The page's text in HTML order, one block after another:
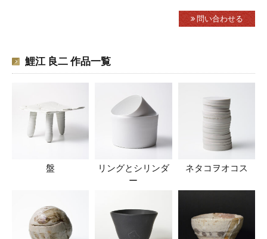
問い合わせる
鯉江 良二 作品一覧
盤
リングとシリンダ
ー
ネタコヲオコス